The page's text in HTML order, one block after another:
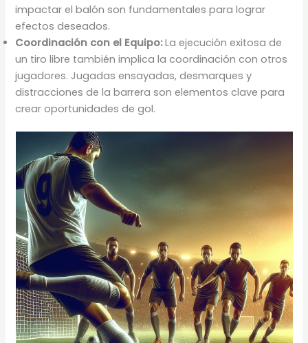
impactar el balón son fundamentales para lograr
efectos deseados.
Coordinación con el Equipo:La ejecución exitosa de
un tiro libre también implica la coordinación con otros
jugadores. Jugadas ensayadas, desmarques y
distracciones de la barrera son elementos clave para
crear oportunidades de gol.